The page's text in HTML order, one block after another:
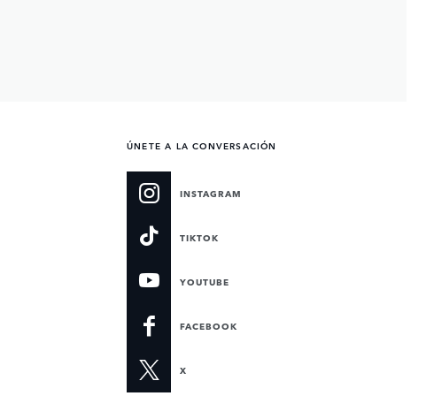
ÚNETE A LA CONVERSACIÓN
INSTAGRAM
TIKTOK
YOUTUBE
FACEBOOK
X